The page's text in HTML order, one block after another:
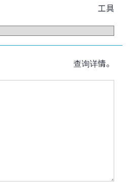
工具
查询详情。